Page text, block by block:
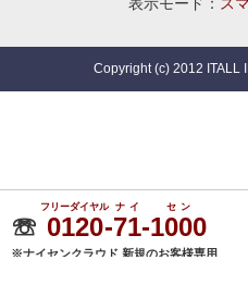
表示モード： ス
Copyright (c) 2012 ITALL
☏ 0120
フリーダイヤル
-71
ナイ
-1000
セン
※ナイセンクラウド 新規のお客様専用